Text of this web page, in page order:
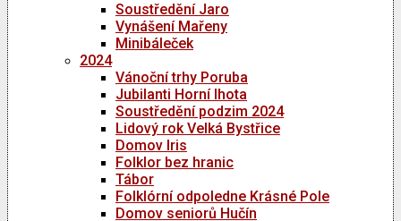
Soustředění Jaro
Vynášení Mařeny
Minibáleček
2024
Vánoční trhy Poruba
Jubilanti Horní lhota
Soustředění podzim 2024
Lidový rok Velká Bystřice
Domov Iris
Folklor bez hranic
Tábor
Folklórní odpoledne Krásné Pole
Domov seniorů Hučín